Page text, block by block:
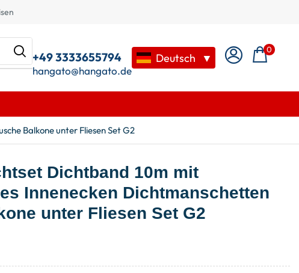
+49 3333655794
hangato@hangato.de
Deutsch ▼
0
Balkone unter Fliesen Set G2
Dichtband 10m mit
Innenecken Dichtmanschetten
unter Fliesen Set G2